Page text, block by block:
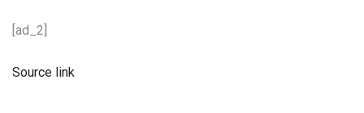
[ad_2]
Source link